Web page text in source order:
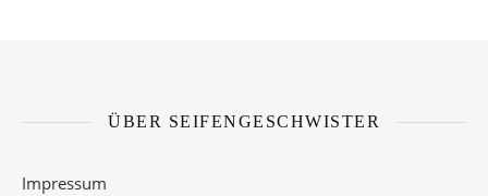
ÜBER SEIFENGESCHWISTER
Impressum